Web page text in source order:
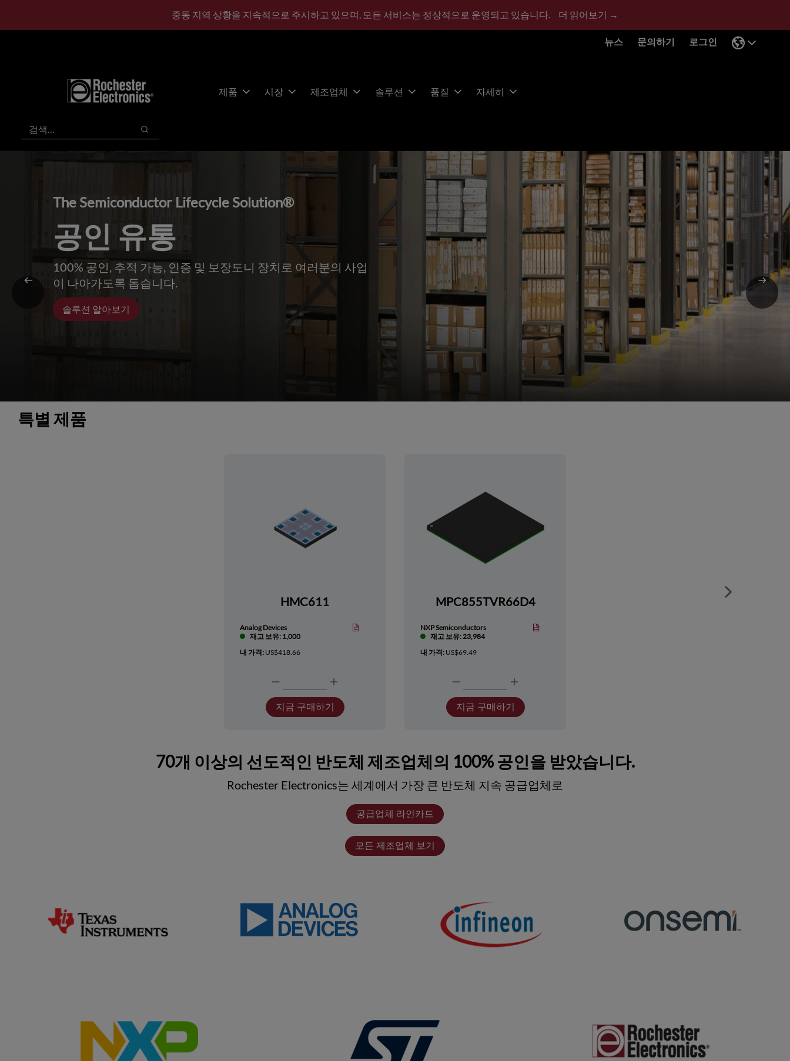
중동 지역 상황을 지속적으로 주시하고 있으며, 모든 서비스는 정상적으로 운영되고 있습니다. 더 읽어보기 →
뉴스 문의하기 로그인
제품 시장 제조업체 솔루션 품질 자세히
검색
검색
The Semiconductor Lifecycle Solution®
공인 유통
100% 공인, 추적 가능, 인증 및 보장도니 장치로 여러분의 사업
이 나아가도록 돕습니다.
솔루션 알아보기
특별 제품
HMC611
Analog Devices
재고 보유: 1,000
내 가격: US$418.66
지금 구매하기
MPC855TVR66D4
NXP Semiconductors
재고 보유: 23,984
내 가격: US$69.49
지금 구매하기
Show next
70개 이상의 선도적인 반도체 제조업체의 100% 공인을 받았습니다.
Rochester Electronics는 세계에서 가장 큰 반도체 지속 공급업체로
공급업체 라인카드
모든 제조업체 보기